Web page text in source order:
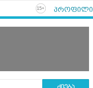
15+ პროფილი